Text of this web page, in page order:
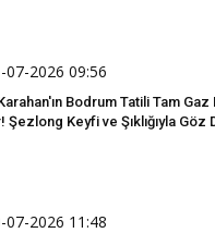
07-2026 09:56
Bodrum Tatili Tam Gaz
Şezlong Keyfi ve Şıklığıyla Göz
07-2026 11:48